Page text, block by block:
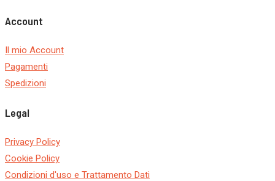
Account
Il mio Account
Pagamenti
Spedizioni
Legal
Privacy Policy
Cookie Policy
Condizioni d'uso e Trattamento Dati